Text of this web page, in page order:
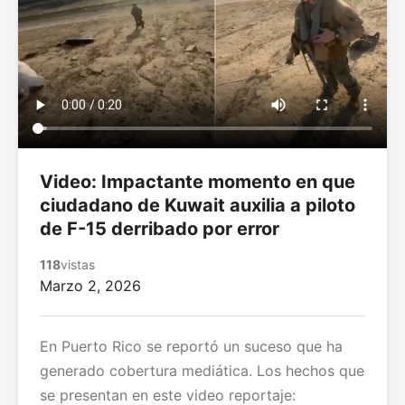
Video: Impactante momento en que
ciudadano de Kuwait auxilia a piloto
de F-15 derribado por error
118vistas
Marzo 2, 2026
En Puerto Rico se reportó un suceso que ha
generado cobertura mediática. Los hechos que
se presentan en este video reportaje: